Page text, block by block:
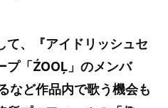
、『アイドリッシュセ
プ「ŹOOĻ」のメンバ
など作品内で歌う機会も